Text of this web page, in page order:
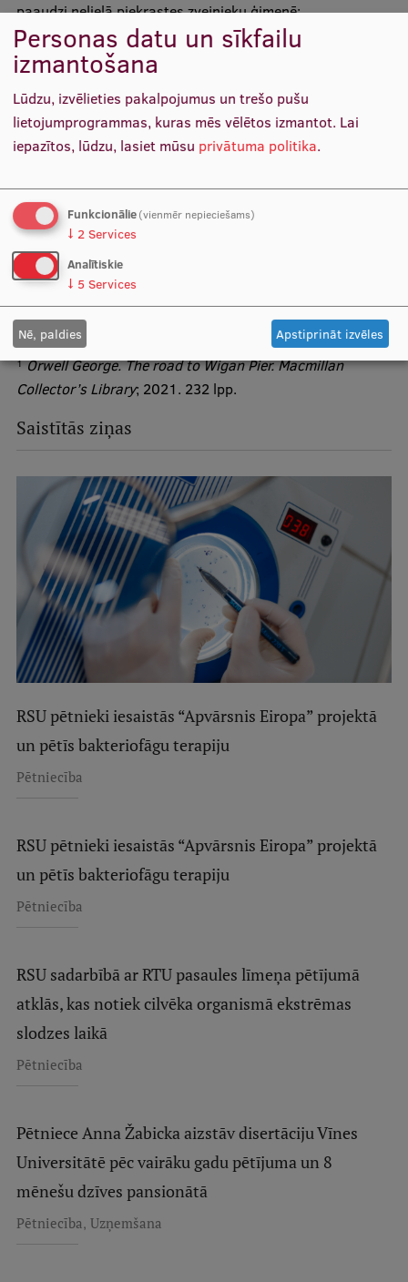
Starptautiskā sadarbība
Mobilitātes programmas
Starptautiskie projekti
EURAXESS RSU kontaktpunkts
paaudzi nelielā piekrastes zvejnieku ģimenē:
"Daži pat negrib uz to skatīties, bet
citi pagaršo un nākamajā reizē jau
saka: tikai grunduli, lūdzu!"
Lasīt visu LSM RSU
publikāciju
1 Orwell George. The road to Wigan Pier. Macmillan
Collector’s Library; 2021. 232 lpp.
Saistītās ziņas
RSU pētnieki iesaistās “Apvārsnis Eiropa” projektā
un pētīs bakteriofāgu terapiju
Pētniecība
RSU pētnieki iesaistās “Apvārsnis Eiropa” projektā
un pētīs bakteriofāgu terapiju
Pētniecība
RSU sadarbībā ar RTU pasaules līmeņa pētījumā
atklās, kas notiek cilvēka organismā ekstrēmas
slodzes laikā
Pētniecība
Pētniece Anna Žabicka aizstāv disertāciju Vīnes
Universitātē pēc vairāku gadu pētījuma un 8
mēnešu dzīves pansionātā
Pētniecība, Uzņemšana
Personas datu un sīkfailu
izmantošana
Lūdzu, izvēlieties pakalpojumus un trešo pušu
lietojumprogrammas, kuras mēs vēlētos izmantot. Lai
iepazītos, lūdzu, lasiet mūsu privātuma politika.
Funkcionālie(vienmēr nepieciešams)
↓ 2 Services
Analītiskie
↓ 5 Services
Nē, paldies Apstiprināt izvēles